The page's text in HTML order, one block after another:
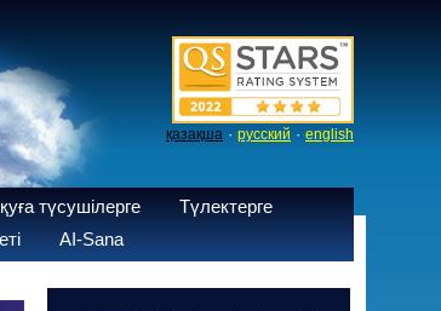
қазақша · русский · english
түсушілерге
Түлектерге
AI-Sana